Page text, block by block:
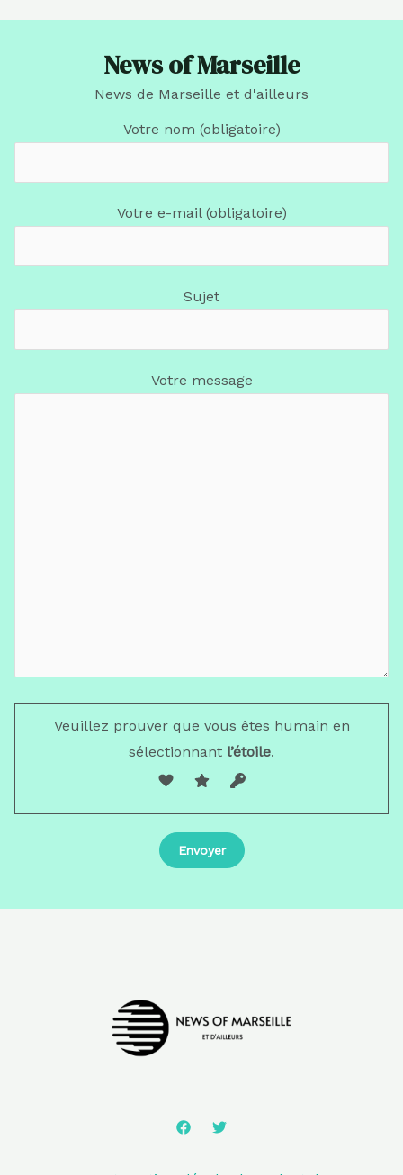
News of Marseille
News de Marseille et d'ailleurs
Votre nom (obligatoire)
Votre e-mail (obligatoire)
Sujet
Votre message
Veuillez prouver que vous êtes humain en
sélectionnant l’étoile.